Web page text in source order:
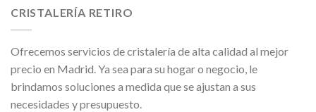
CRISTALERÍA RETIRO
Ofrecemos servicios de cristalería de alta calidad al mejor
precio en Madrid. Ya sea para su hogar o negocio, le
brindamos soluciones a medida que se ajustan a sus
necesidades y presupuesto.